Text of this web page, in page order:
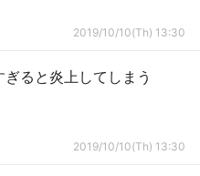
2019/10/10(Th) 13:30
ると炎上してしまう
2019/10/10(Th) 13:30